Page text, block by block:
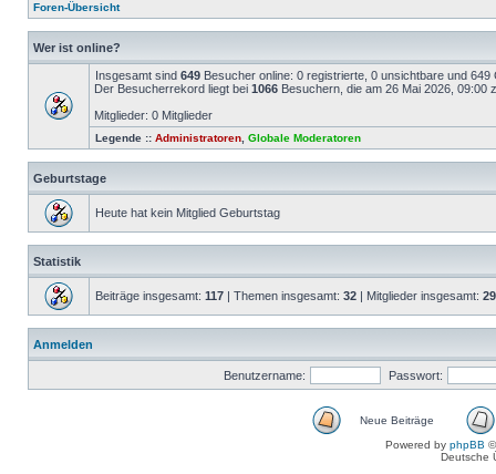
Foren-Übersicht
Wer ist online?
Insgesamt sind 649 Besucher online: 0 registrierte, 0 unsichtbare und
Der Besucherrekord liegt bei 1066 Besuchern, die am 26 Mai 2026, 09:00
Mitglieder: 0 Mitglieder
Legende :: Administratoren Globale Moderatoren
Geburtstage
Heute hat kein Mitglied Geburtstag
Statistik
Beiträge insgesamt: 117 | Themen insgesamt: 32 | Mitglieder insgesamt: 29
Anmelden
Benutzername: Passwort:
Neue Beiträge
Powered by phpBB
Deutsche